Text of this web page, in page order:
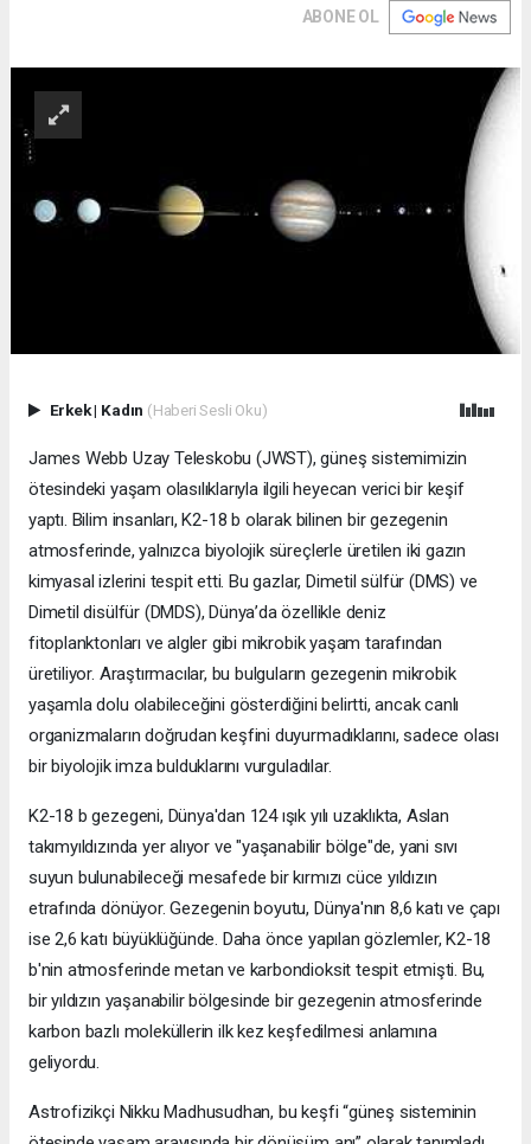
ABONE OL
Erkek| Kadın (Haberi Sesli Oku)
James Webb Uzay Teleskobu (JWST), güneş sistemimizin
ötesindeki yaşam olasılıklarıyla ilgili heyecan verici bir keşif
yaptı. Bilim insanları, K2-18 b olarak bilinen bir gezegenin
atmosferinde, yalnızca biyolojik süreçlerle üretilen iki gazın
kimyasal izlerini tespit etti. Bu gazlar, Dimetil sülfür (DMS) ve
Dimetil disülfür (DMDS), Dünya’da özellikle deniz
fitoplanktonları ve algler gibi mikrobik yaşam tarafından
üretiliyor. Araştırmacılar, bu bulguların gezegenin mikrobik
yaşamla dolu olabileceğini gösterdiğini belirtti, ancak canlı
organizmaların doğrudan keşfini duyurmadıklarını, sadece olası
bir biyolojik imza bulduklarını vurguladılar.
K2-18 b gezegeni, Dünya'dan 124 ışık yılı uzaklıkta, Aslan
takımyıldızında yer alıyor ve "yaşanabilir bölge"de, yani sıvı
suyun bulunabileceği mesafede bir kırmızı cüce yıldızın
etrafında dönüyor. Gezegenin boyutu, Dünya'nın 8,6 katı ve çapı
ise 2,6 katı büyüklüğünde. Daha önce yapılan gözlemler, K2-18
b'nin atmosferinde metan ve karbondioksit tespit etmişti. Bu,
bir yıldızın yaşanabilir bölgesinde bir gezegenin atmosferinde
karbon bazlı moleküllerin ilk kez keşfedilmesi anlamına
geliyordu.
Astrofizikçi Nikku Madhusudhan, bu keşfi “güneş sisteminin